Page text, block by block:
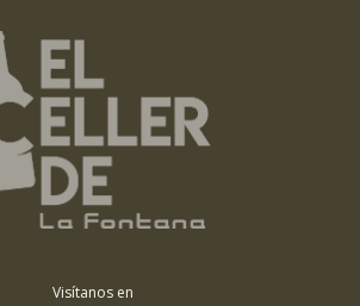
Visítanos en